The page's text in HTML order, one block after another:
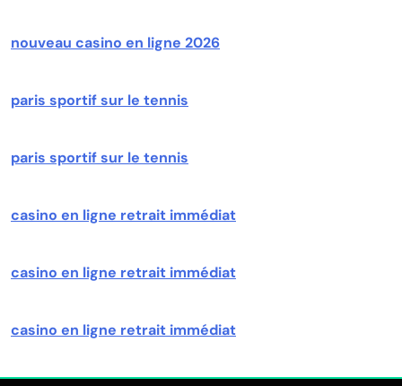
nouveau casino en ligne 2026
paris sportif sur le tennis
paris sportif sur le tennis
casino en ligne retrait immédiat
casino en ligne retrait immédiat
casino en ligne retrait immédiat